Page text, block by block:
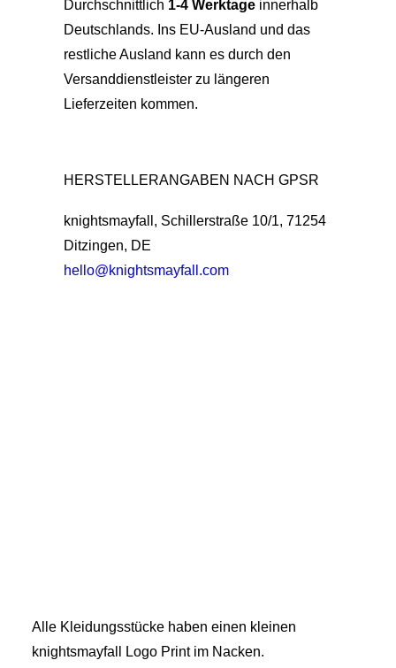
Durchschnittlich 1-4 Werktage innerhalb
Deutschlands. Ins EU-Ausland und das
restliche Ausland kann es durch den
Versanddienstleister zu längeren
Lieferzeiten kommen.
HERSTELLERANGABEN NACH GPSR
knightsmayfall, Schillerstraße 10/1, 71254
Ditzingen, DE
hello@knightsmayfall.com
Alle Kleidungsstücke haben einen kleinen
knightsmayfall Logo Print im Nacken.